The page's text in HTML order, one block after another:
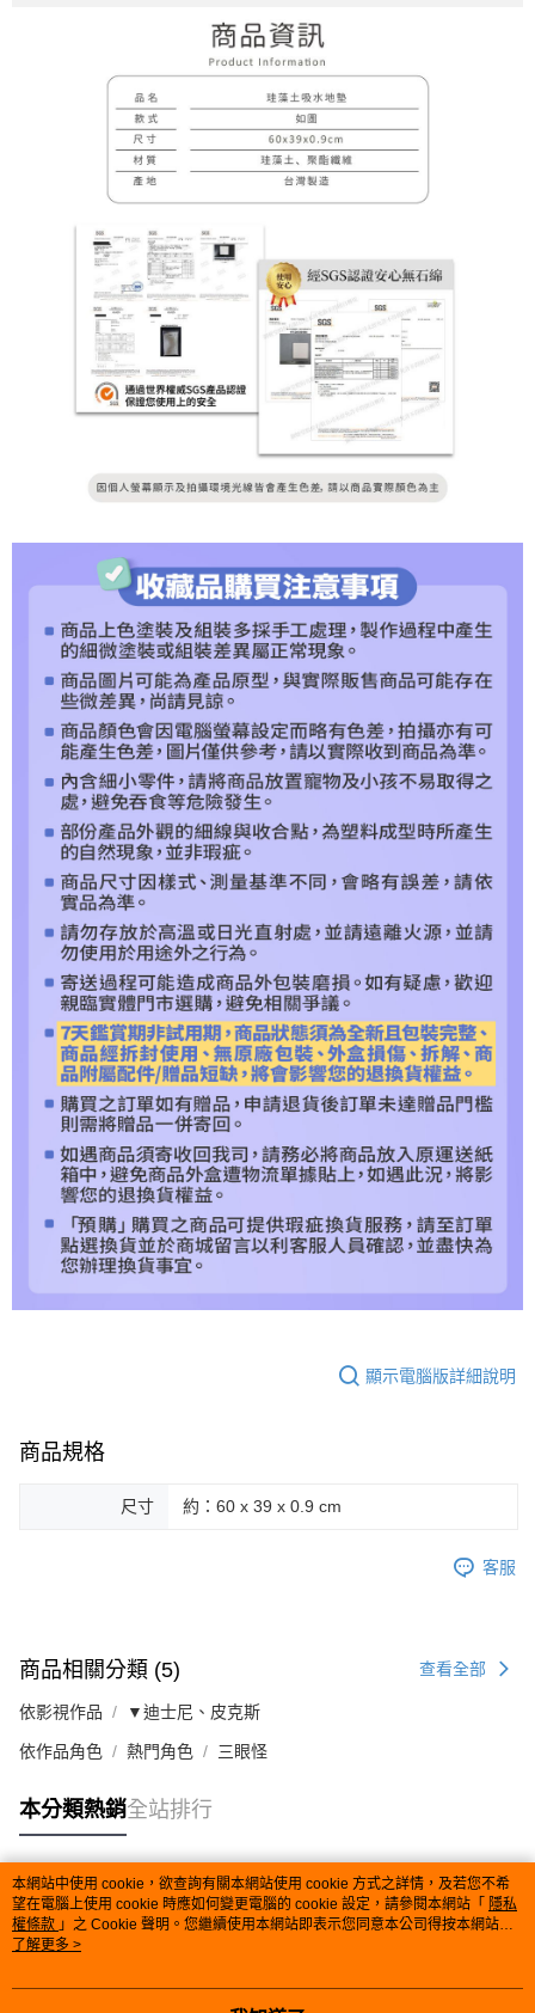
顯示電腦版詳細說明
商品規格
尺寸 約：60 x 39 x 0.9 cm
客服
商品相關分類 (5) 查看全部
依影視作品 ▼迪士尼、皮克斯
依作品角色 熱門角色 三眼怪
本分類熱銷全站排行
熱門標籤
本網站中使用 cookie，欲查詢有關本網站使用 cookie 方式之詳情，及若您不希
望在電腦上使用 cookie 時應如何變更電腦的 cookie 設定，請參閱本網站「 隱私
權條款 」之 Cookie 聲明。您繼續使用本網站即表示您同意本公司得按本網站使
用條款之 Cookie 聲明使用 cookie。
了解更多 >